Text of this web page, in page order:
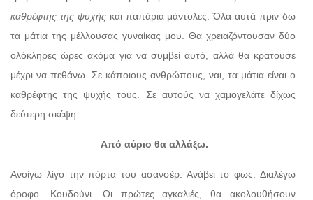
καθρέφτης της ψυχήςκαι παπάρια μάντολες. Όλα αυτά πριν δω
τα μάτια της μέλλουσας γυναίκας μου. Θα χρειαζόντουσαν δύο
ολόκληρες ώρες ακόμα για να συμβεί αυτό, αλλά θα κρατούσε
μέχρι να πεθάνω. Σε κάποιους ανθρώπους, ναι, τα μάτια είναι ο
καθρέφτης της ψυχής τους. Σε αυτούς να χαμογελάτε δίχως
δεύτερη σκέψη.
Από αύριο θα αλλάξω.
Ανοίγω λίγο την πόρτα του ασανσέρ. Ανάβει το φως. Διαλέγω
όροφο. Κουδούνι. Οι πρώτες αγκαλιές, θα ακολουθήσουν